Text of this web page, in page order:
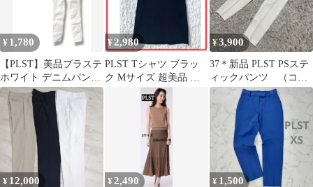
¥ 1,780
【PLST】美品プラステ
ホワイト デニムパンツ
スキニーXXSサイズ
¥2,980
PLST Tシャツ ブラッ
ク Mサイズ 超美品 １
¥3,900
37＊新品 PLST PSステ
ィックパンツ （コッ
トンブレンド XXS
¥ 12,000 ¥ 2,490 ¥ 1,500